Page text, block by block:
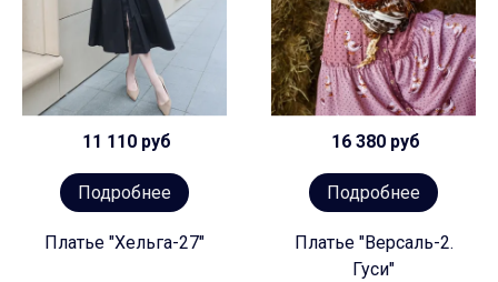
11 110 руб
Подробнее
Платье "Хельга-27"
16 380 руб
Подробнее
Платье "Версаль-2.
Гуси"